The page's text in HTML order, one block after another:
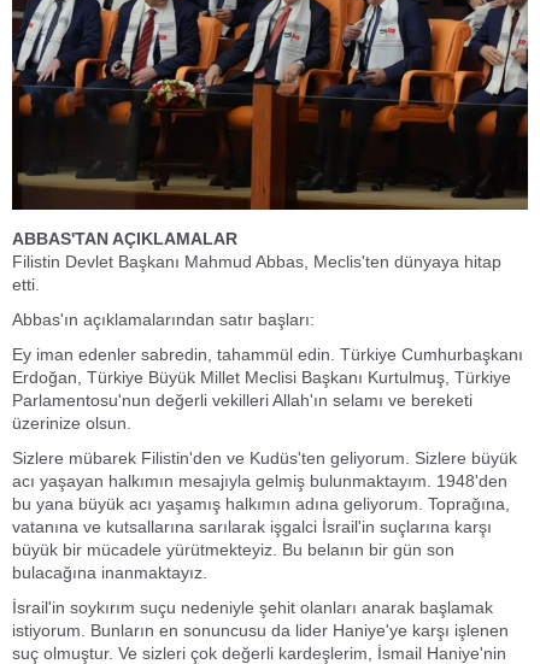
ABBAS'TAN AÇIKLAMALAR
Filistin Devlet Başkanı Mahmud Abbas, Meclis'ten dünyaya hitap
etti.
Abbas'ın açıklamalarından satır başları:
Ey iman edenler sabredin, tahammül edin. Türkiye Cumhurbaşkanı
Erdoğan, Türkiye Büyük Millet Meclisi Başkanı Kurtulmuş, Türkiye
Parlamentosu'nun değerli vekilleri Allah'ın selamı ve bereketi
üzerinize olsun.
Sizlere mübarek Filistin'den ve Kudüs'ten geliyorum. Sizlere büyük
acı yaşayan halkımın mesajıyla gelmiş bulunmaktayım. 1948'den
bu yana büyük acı yaşamış halkımın adına geliyorum. Toprağına,
vatanına ve kutsallarına sarılarak işgalci İsrail'in suçlarına karşı
büyük bir mücadele yürütmekteyiz. Bu belanın bir gün son
bulacağına inanmaktayız.
İsrail'in soykırım suçu nedeniyle şehit olanları anarak başlamak
istiyorum. Bunların en sonuncusu da lider Haniye'ye karşı işlenen
suç olmuştur. Ve sizleri çok değerli kardeşlerim, İsmail Haniye'nin